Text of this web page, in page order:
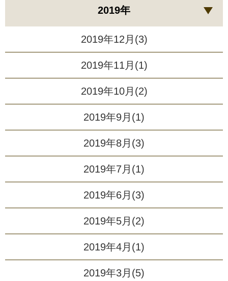
2019年
2019年12月(3)
2019年11月(1)
2019年10月(2)
2019年9月(1)
2019年8月(3)
2019年7月(1)
2019年6月(3)
2019年5月(2)
2019年4月(1)
2019年3月(5)